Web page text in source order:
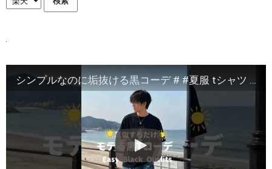
シンプルなのに垢抜ける黒コーデ # #夏服 tシャツ #ファッション #メンズコーデ #夏コーデ